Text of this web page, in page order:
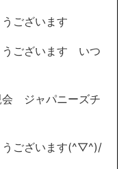
ございます
うございます いつ
ジャパニーズチ
うございます(^▽^)/